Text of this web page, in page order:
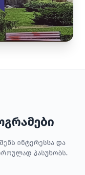
ინტერესსა და
პასუხობს.